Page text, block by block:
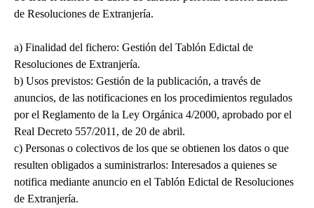
de Resoluciones de Extranjería.
a) Finalidad del fichero: Gestión del Tablón Edictal de
Resoluciones de Extranjería.
b) Usos previstos: Gestión de la publicación, a través de
anuncios, de las notificaciones en los procedimientos regulados
por el Reglamento de la Ley Orgánica 4/2000, aprobado por el
Real Decreto 557/2011, de 20 de abril.
c) Personas o colectivos de los que se obtienen los datos o que
resulten obligados a suministrarlos: Interesados a quienes se
notifica mediante anuncio en el Tablón Edictal de Resoluciones
de Extranjería.